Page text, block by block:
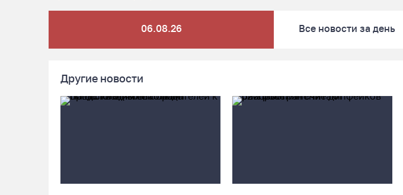
06.08.26 Все новости за день
Другие новости